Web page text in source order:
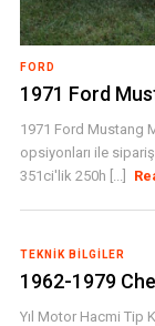
FORD
1971 Ford
1971 Ford Mustang
opsiyonları ile
351ci'lik 250h [...]
TEKNIK BILGILER
1962-1979
Yıl Motor Hacmi Tip